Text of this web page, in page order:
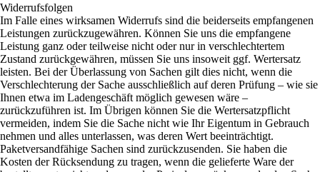
Widerrufsfolgen
Im Falle eines wirksamen Widerrufs sind die beiderseits empfangenen
Leistungen zurückzugewähren. Können Sie uns die empfangene
Leistung ganz oder teilweise nicht oder nur in verschlechtertem
Zustand zurückgewähren, müssen Sie uns insoweit ggf. Wertersatz
leisten. Bei der Überlassung von Sachen gilt dies nicht, wenn die
Verschlechterung der Sache ausschließlich auf deren Prüfung – wie sie
Ihnen etwa im Ladengeschäft möglich gewesen wäre –
zurückzuführen ist. Im Übrigen können Sie die Wertersatzpflicht
vermeiden, indem Sie die Sache nicht wie Ihr Eigentum in Gebrauch
nehmen und alles unterlassen, was deren Wert beeinträchtigt.
Paketversandfähige Sachen sind zurückzusenden. Sie haben die
Kosten der Rücksendung zu tragen, wenn die gelieferte Ware der